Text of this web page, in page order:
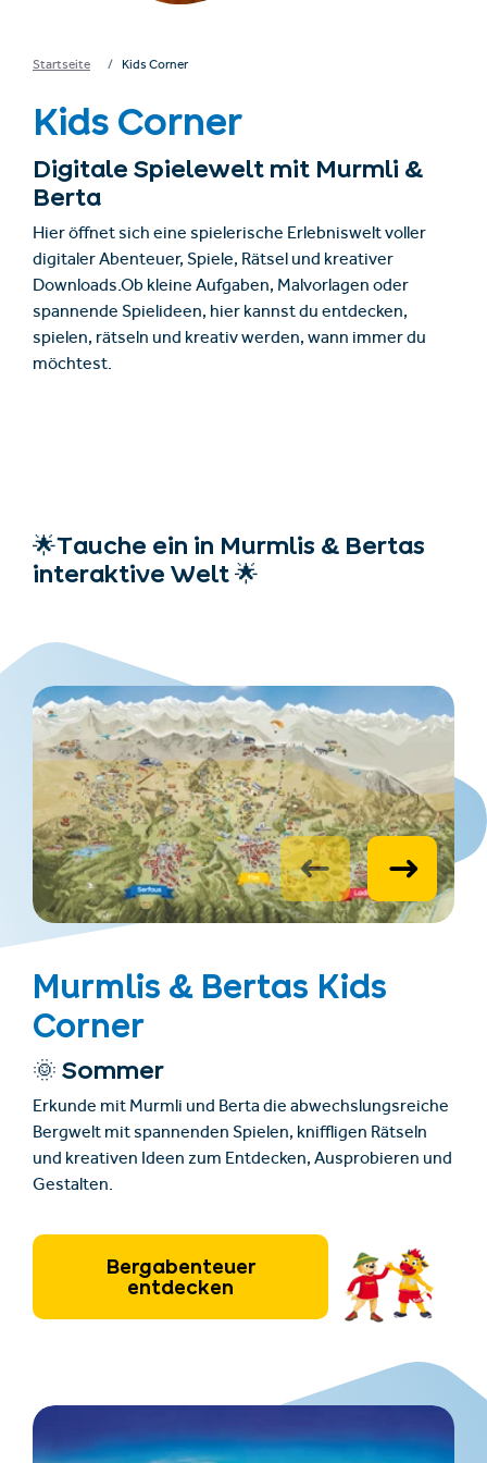
Startseite Kids Corner
Kids Corner
Digitale Spielewelt mit Murmli &
Berta
Hier öffnet sich eine spielerische Erlebniswelt voller
digitaler Abenteuer, Spiele, Rätsel und kreativer
Downloads.Ob kleine Aufgaben, Malvorlagen oder
spannende Spielideen, hier kannst du entdecken,
spielen, rätseln und kreativ werden, wann immer du
möchtest.
🌟Tauche ein in Murmlis & Bertas
interaktive Welt 🌟
Murmlis & Bertas Kids
Corner
🌞 Sommer
Erkunde mit Murmli und Berta die abwechslungsreiche
Bergwelt mit spannenden Spielen, kniffligen Rätseln
und kreativen Ideen zum Entdecken, Ausprobieren und
Gestalten.
Bergabenteuer
entdecken